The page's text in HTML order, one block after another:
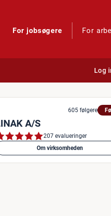
For jobsøgere For
Log
605 følgere
A/S
207 evalueringer
Om virksomheden